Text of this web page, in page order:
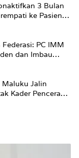
3 Bulan
ke Pasien
PC IMM
dan Imbau
Putih Di
Maluku Jalin
Kader Pencerah
dari Kampus”